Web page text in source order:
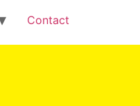
Contact